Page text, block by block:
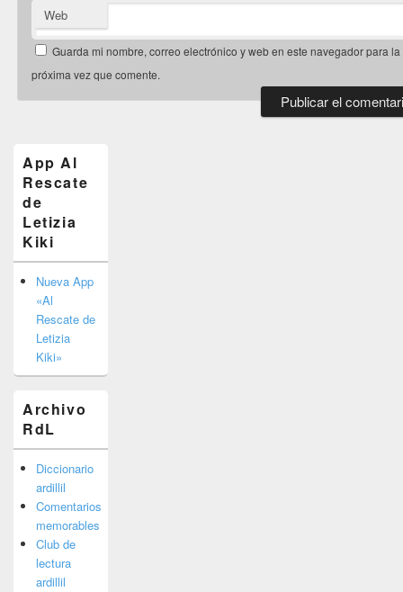
Web
Guarda mi nombre, correo electrónico y web en este navegador para la
próxima vez que comente.
widget
barra
lateral
primaria
App Al
Rescate
de
Letizia
Kiki
Nueva App
«Al
Rescate de
Letizia
Kiki»
Archivo
RdL
Diccionario
ardillil
Comentarios
memorables
Club de
lectura
ardillil